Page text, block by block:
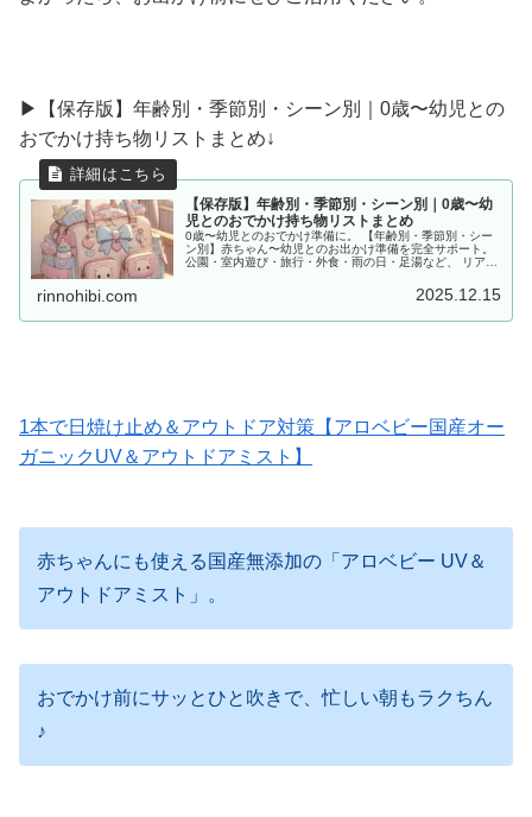
▶︎【保存版】年齢別・季節別・シーン別｜0歳〜幼児との
おでかけ持ち物リストまとめ↓
【保存版】年齢別・季節別・シーン別｜0歳〜幼
児とのおでかけ持ち物リストまとめ
0歳〜幼児とのおでかけ準備に。 【年齢別・季節別・シー
ン別】赤ちゃん〜幼児とのお出かけ準備を完全サポート。
公園・室内遊び・旅行・外食・雨の日・足湯など、 リアル
rinnohibi.com 2025.12.15
1本で日焼け止め＆アウトドア対策【アロベビー国産オー
ガニックUV＆アウトドアミスト】
赤ちゃんにも使える国産無添加の「アロベビー UV＆
アウトドアミスト」。
おでかけ前にサッとひと吹きで、忙しい朝もラクちん
♪